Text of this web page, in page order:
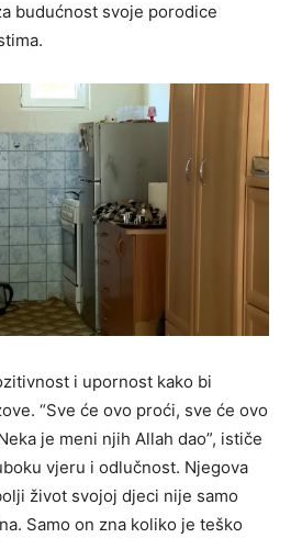
budućnost svoje porodice
i upornost kako bi
“Sve će ovo proći, sve će ovo
je meni njih Allah dao”, ističe
vjeru i odlučnost. Njegova
život svojoj djeci nije samo
Samo on zna koliko je teško